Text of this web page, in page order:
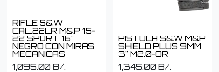
RIFLE S&W
CAL.22LR M&P 15-
22 SPORT 16"
NEGRO CON MIRAS
MECANICAS
1,095.00 B/.
PISTOLA S&W M&P
SHIELD PLUS 9MM
3" M2.0-OR
1,345.00 B/.